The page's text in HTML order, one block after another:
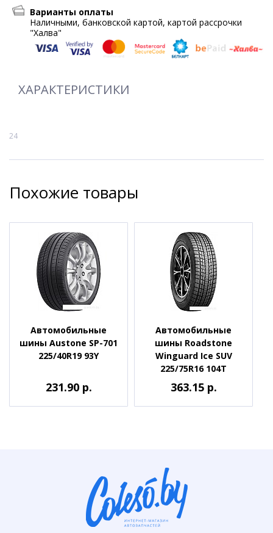
Варианты оплаты
Наличными, банковской картой, картой рассрочки
"Халва"
ХАРАКТЕРИСТИКИ
24
Похожие товары
Автомобильные
шины Austone SP-701
225/40R19 93Y
231.90 р.
Автомобильные
шины Roadstone
Winguard Ice SUV
225/75R16 104T
363.15 р.